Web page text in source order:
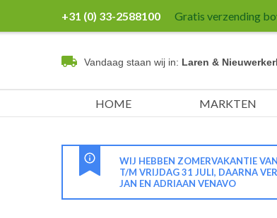
+31 (0) 33-2588100 Gratis verzending
Vandaag staan wij in: Laren &
HOME MARKTEN
WIJ HEBBEN ZOMERVAKANTIE
T/M VRIJDAG 31 JULI, DAARNA
JAN EN ADRIAAN VENAVO